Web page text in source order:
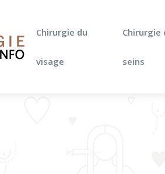
Chirurgie du
visage
Chirurgie
seins